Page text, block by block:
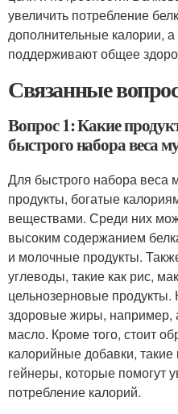
увеличить потребление
дополнительные калории,
поддерживают общее
Связанные
Вопрос 1: Какие
быстрого набора веса
Для быстрого набора веса
продукты, богатые
веществами. Среди них
высоким содержанием
и молочные продукты.
углеводы, такие как рис,
цельнозерновые
здоровые жиры, например,
масло. Кроме того, стоит
калорийные добавки, такие
гейнеры, которые помогут
потребление калорий.